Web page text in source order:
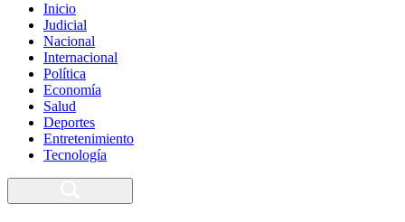
Inicio
Judicial
Nacional
Internacional
Política
Economía
Salud
Deportes
Entretenimiento
Tecnología